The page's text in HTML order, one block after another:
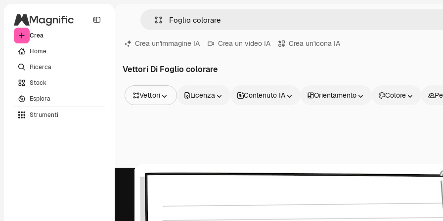
Crea
Home
Ricerca
Stock
Esplora
Strumenti
Crea un'immagine IA Crea un video IA Crea un'icona IA
Vettori Di Foglio colorare
Vettori
Video
Clip video
Modelli di video
Modelli 3D
Licenza Contenuto IA Orientamento Colore